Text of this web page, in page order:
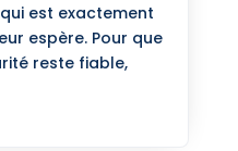
est exactement
espère. Pour que
reste fiable,